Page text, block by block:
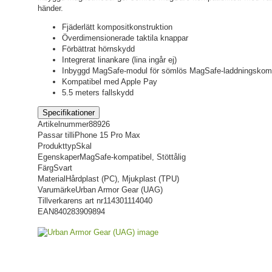
händer.
Fjäderlätt kompositkonstruktion
Överdimensionerade taktila knappar
Förbättrat hörnskydd
Integrerat linankare (lina ingår ej)
Inbyggd MagSafe-modul för sömlös MagSafe-
Kompatibel med Apple Pay
5.5 meters fallskydd
Specifikationer
Artikelnummer88926
Passar till iPhone 15 Pro Max
ProdukttypSkal
EgenskaperMagSafe-kompatibel, Stöttålig
FärgSvart
Material Hårdplast (PC), Mjukplast (TPU)
VarumärkeUrban Armor Gear (UAG)
Tillverkarens art nr114301114040
EAN840283909894